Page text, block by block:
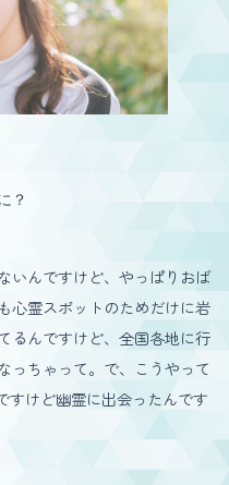
？
いんですけど、やっぱりおば
心霊スポットのためだけに岩
るんですけど、全国各地に行
っちゃって。で、こうやって
けど幽霊に出会ったんです